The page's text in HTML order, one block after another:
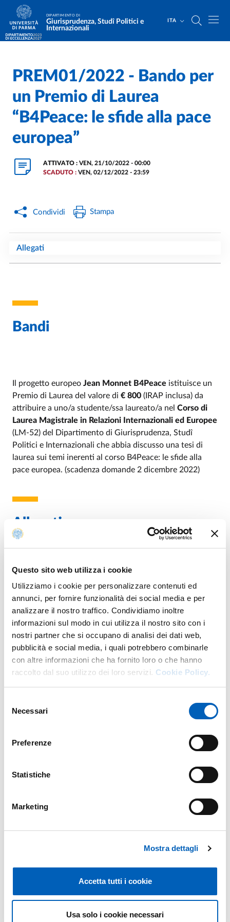
Questo sito web utilizza i cookie
Utilizziamo i cookie per personalizzare contenuti ed
annunci, per fornire funzionalità dei social media e per
analizzare il nostro traffico. Condividiamo inoltre
informazioni sul modo in cui utilizza il nostro sito con i
nostri partner che si occupano di analisi dei dati web,
pubblicità e social media, i quali potrebbero combinarle
con altre informazioni che ha fornito loro o che hanno
raccolto dal suo utilizzo dei loro servizi. Cookie Policy.
delNecessari
Preferenze
Statistiche
Marketing
Mostra dettagli
Accetta tutti i cookie
Usa solo i cookie necessari
Salta al contenuto principale
Skip to footer
DIPARTIMENTO DI
Giurisprudenza, Studî Politici e
Internazionali
ITA
Home
/
PREM01/2022 - Bando per
un Premio di Laurea
“B4Peace: le sfide alla pace
europea”
ATTIVATO : VEN, 21/10/2022 - 00:00
SCADUTO : VEN, 02/12/2022 - 23:59
Condividi Stampa
Allegati
Bandi
Il progetto europeo Jean Monnet B4Peace istituisce un
Premio di Laurea del valore di € 800 (IRAP inclusa) da
attribuire a uno/a studente/ssa laureato/a nel Corso di
Laurea Magistrale in Relazioni Internazionali ed Europee
(LM-52) del Dipartimento di Giurisprudenza, Studî
Politici e Internazionali che abbia discusso una tesi di
laurea sui temi inerenti al corso B4Peace: le sfide alla
pace europea. (scadenza domande 2 dicembre 2022)
Allegati
ALL. 1 DOMANDA DI AMMISSIONE
Modificato il